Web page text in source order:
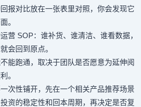
报对比放在一张表里对照，你会发现它
。
营 SOP：谁补货、谁清洁、谁看数据，
会回到原点。
能跑通，取决于团队是否愿意为延伸阅
。
次性铺开，先在一个相关产品推荐场景
资的稳定性和回本周期，再决定是否复